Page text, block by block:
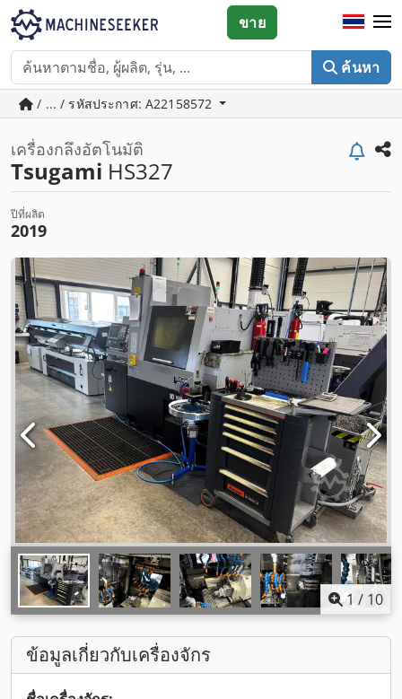
ค้นหา
ขาย
/ ... / รหัสประกาศ: A22158572
เครื่องกลึงอัตโนมัติ
Tsugami HS327
ปีที่ผลิต
2019
1 / 10
ข้อมูลเกี่ยวกับเครื่องจักร